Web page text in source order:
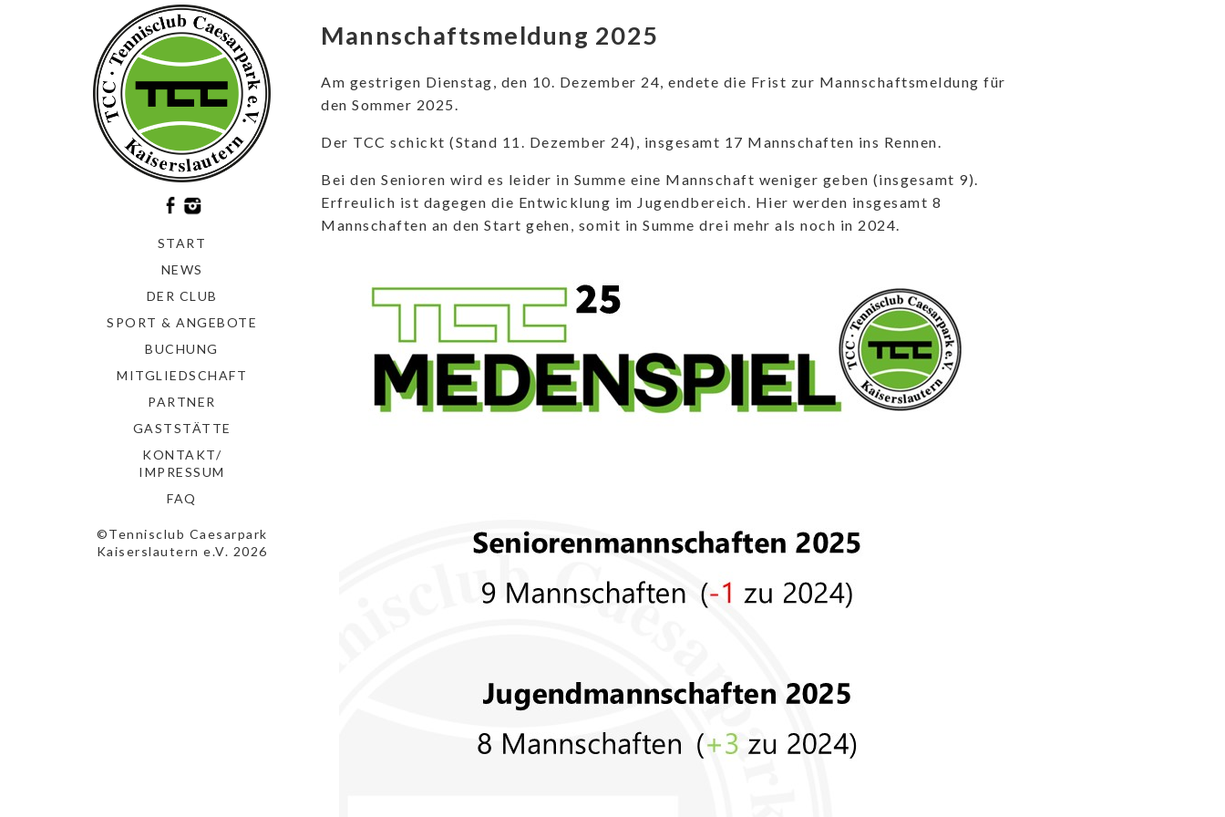
START
NEWS
DER CLUB
SPORT & ANGEBOTE
BUCHUNG
MITGLIEDSCHAFT
PARTNER
GASTSTÄTTE
KONTAKT/
IMPRESSUM
FAQ
©Tennisclub Caesarpark
Kaiserslautern e.V. 2026
Mannschaftsmeldung 2025
Am gestrigen Dienstag, den 10. Dezember 24, endete die Frist zur Mannschaftsmeldung für
den Sommer 2025.
Der TCC schickt (Stand 11. Dezember 24), insgesamt 17 Mannschaften ins Rennen.
Bei den Senioren wird es leider in Summe eine Mannschaft weniger geben (insgesamt 9).
Erfreulich ist dagegen die Entwicklung im Jugendbereich. Hier werden insgesamt 8
Mannschaften an den Start gehen, somit in Summe drei mehr als noch in 2024.